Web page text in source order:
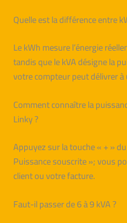
Quelle est la différence entre
Le kWh mesure l’énergie
tandis que le kVA désigne la
votre compteur peut délivrer
Comment connaître la
Linky ?
Appuyez sur la touche « + »
Puissance souscrite »; vous
client ou votre facture.
Faut-il passer de 6 à 9 kVA ?